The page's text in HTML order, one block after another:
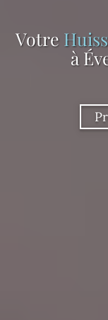
Votre
à